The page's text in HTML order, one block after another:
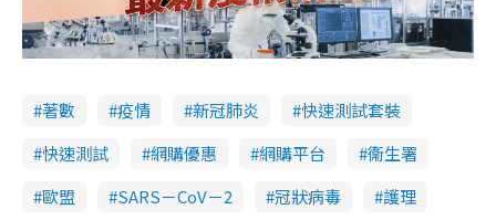
著數 疫情 新冠肺炎
快速測試套裝
快速測試
網購優惠 網購平台
衞生署
歐盟
SARS－CoV－2 冠狀病毒 護理